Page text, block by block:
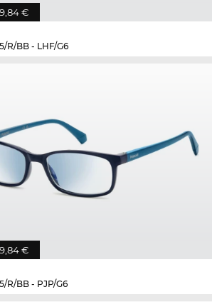
€
R/BB - LHF/G6
€
R/BB - PJP/G6